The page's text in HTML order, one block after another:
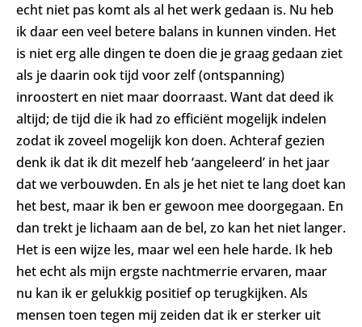
echt niet pas komt als al het werk gedaan is. Nu heb
ik daar een veel betere balans in kunnen vinden. Het
is niet erg alle dingen te doen die je graag gedaan ziet
als je daarin ook tijd voor zelf (ontspanning)
inroostert en niet maar doorraast. Want dat deed ik
altijd; de tijd die ik had zo efficiënt mogelijk indelen
zodat ik zoveel mogelijk kon doen. Achteraf gezien
denk ik dat ik dit mezelf heb ‘aangeleerd’ in het jaar
dat we verbouwden. En als je het niet te lang doet kan
het best, maar ik ben er gewoon mee doorgegaan. En
dan trekt je lichaam aan de bel, zo kan het niet langer.
Het is een wijze les, maar wel een hele harde. Ik heb
het echt als mijn ergste nachtmerrie ervaren, maar
nu kan ik er gelukkig positief op terugkijken. Als
mensen toen tegen mij zeiden dat ik er sterker uit